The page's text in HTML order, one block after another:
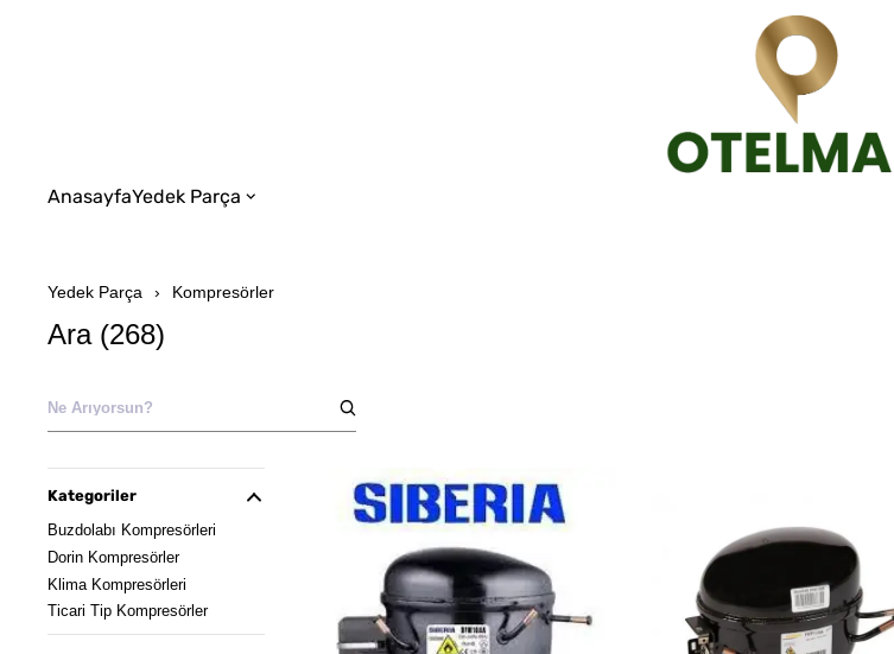
AnasayfaYedek Parça
Yedek Parça Kompresörler
Ara (268)
Kategoriler
Buzdolabı Kompresörleri
Dorin Kompresörler
Klima Kompresörleri
Ticari Tip Kompresörler